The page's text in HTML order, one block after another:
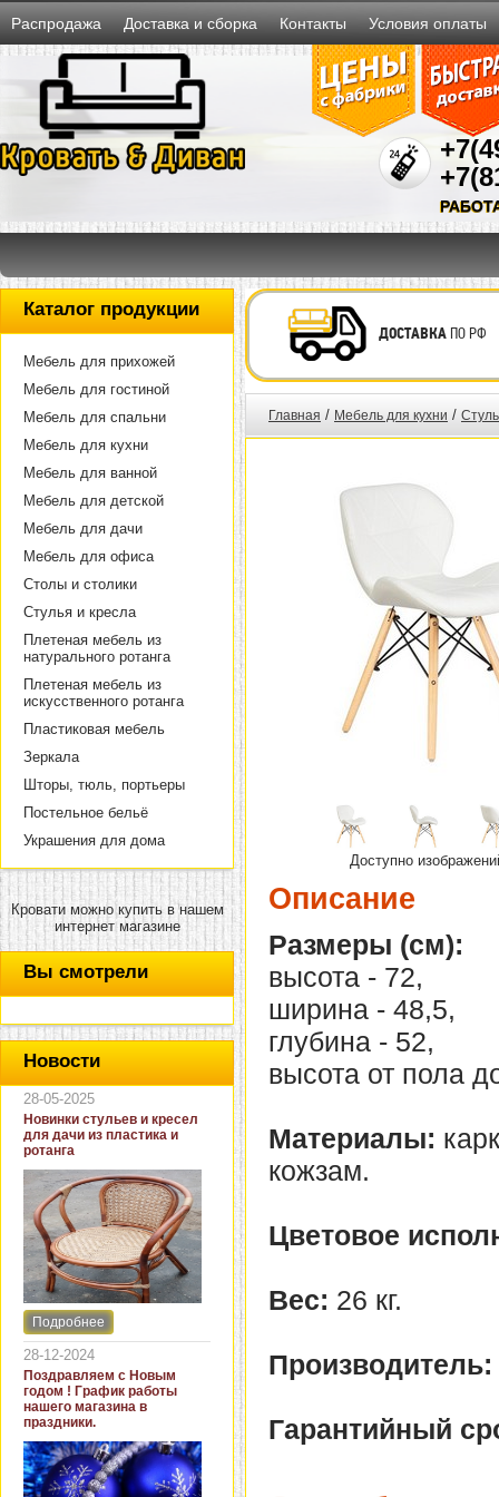
Распродажа Доставка и сборка Контакты Условия оплаты
Каталог продукции
Мебель для прихожей
Мебель для гостиной
Мебель для спальни
Мебель для кухни
Мебель для ванной
Мебель для детской
Мебель для дачи
Мебель для офиса
Столы и столики
Стулья и кресла
Плетеная мебель из
натурального ротанга
Плетеная мебель из
искусственного ротанга
Пластиковая мебель
Зеркала
Шторы, тюль, портьеры
Постельное бельё
Украшения для дома
Кровати можно купить в нашем
интернет магазине
Вы смотрели
Новости
28-05-2025
Новинки стульев и кресел
для дачи из пластика и
ротанга
Интернет-магазин "Кровать
и диван" представляет
новинки стульев и кресел
для дачи. В ассортименте
представлены как
бюджетные модели из
пластика для дачи, так и
кресла для загородных
домов из натурального и
искусственного ротанга.
Подробнее
28-12-2024
Поздравляем с Новым
годом ! График работы
нашего магазина в
праздники.
ДОСТАВКАПО РФ
Главная / Мебель для кухни /
Доступно
Описание
Размеры (см):
высота - 72,
ширина - 48,5,
глубина - 52,
высота от пола
Материалы:
кожзам.
Цветовое
Вес: 26 кг.
Производитель:
Гарантийный